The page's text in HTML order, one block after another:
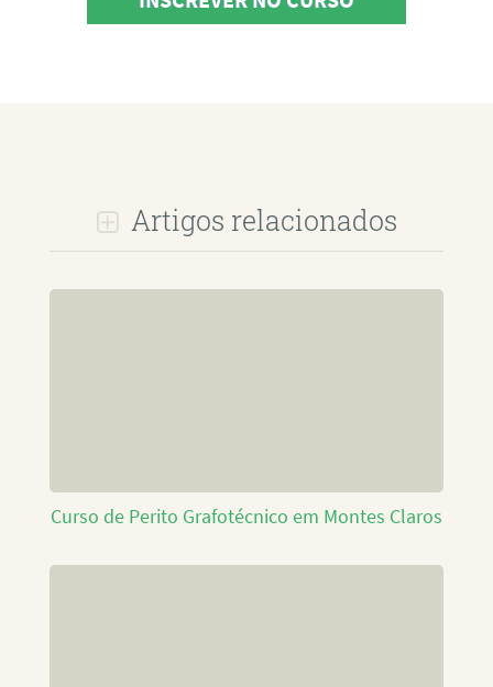
Artigos relacionados
Curso de Perito Grafotécnico em Montes Claros